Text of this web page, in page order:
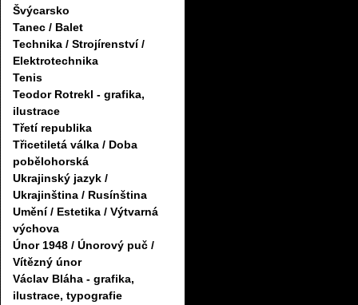
Švýcarsko
Tanec / Balet
Technika / Strojírenství /
Elektrotechnika
Tenis
Teodor Rotrekl - grafika,
ilustrace
Třetí republika
Třicetiletá válka / Doba
pobělohorská
Ukrajinský jazyk /
Ukrajinština / Rusínština
Umění / Estetika / Výtvarná
výchova
Únor 1948 / Únorový puč /
Vítězný únor
Václav Bláha - grafika,
ilustrace, typografie